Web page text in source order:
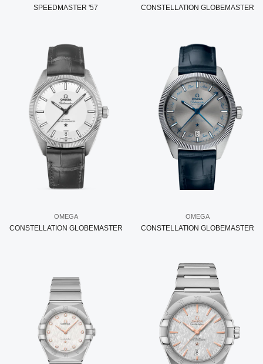
SPEEDMASTER '57 CONSTELLATION GLOBEMASTER
OMEGA
CONSTELLATION GLOBEMASTER
OMEGA
CONSTELLATION GLOBEMASTER